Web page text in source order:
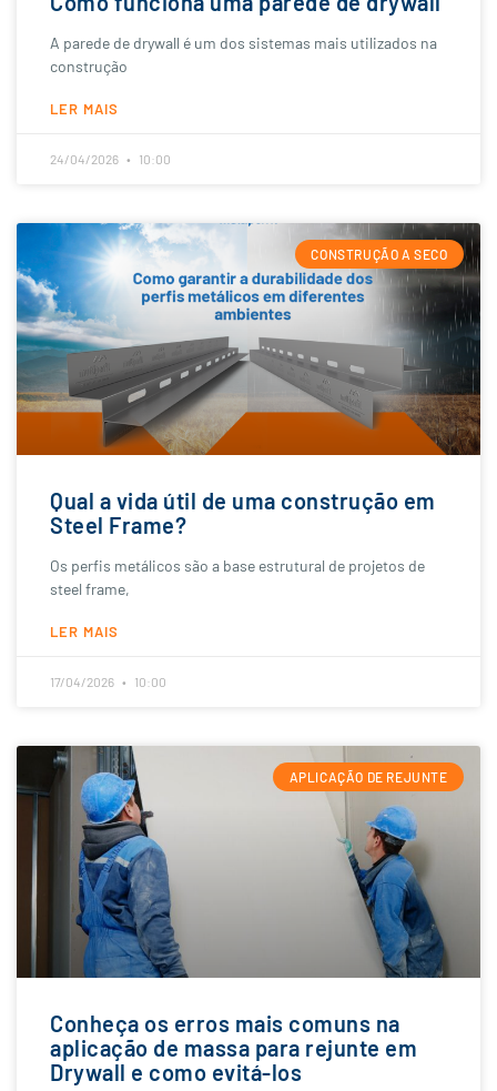
A parede de drywall é um dos sistemas mais utilizados na
construção
LER MAIS
24/04/2026 10:00
CONSTRUÇÃO A SECO
Qual a vida útil de uma construção em
Steel Frame?
Os perfis metálicos são a base estrutural de projetos de
steel frame,
LER MAIS
17/04/2026 10:00
APLICAÇÃO DE REJUNTE
Conheça os erros mais comuns na
aplicação de massa para rejunte em
Drywall e como evitá-los